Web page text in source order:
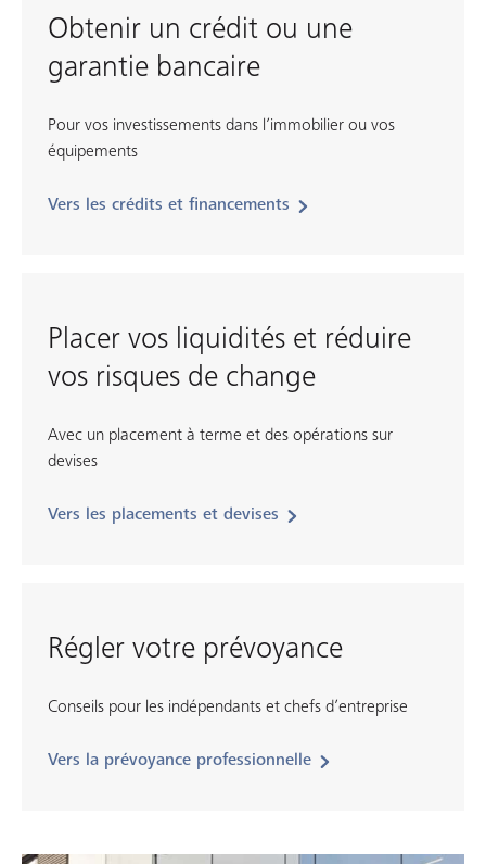
Obtenir un crédit ou une
garantie bancaire
Pour vos investissements dans l’immobilier ou vos
équipements
Vers les crédits et financements
Placer vos liquidités et réduire
vos risques de change
Avec un placement à terme et des opérations sur
devises
Vers les placements et devises
Régler votre prévoyance
Conseils pour les indépendants et chefs d’entreprise
Vers la prévoyance professionnelle